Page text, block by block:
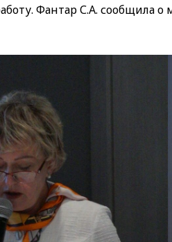
Фантар С.А. сообщила